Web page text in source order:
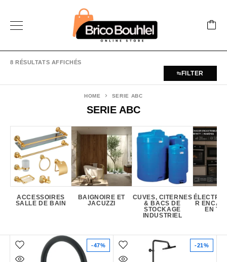
8 RÉSULTATS AFFICHÉS
FILTER
SERIE ABC
HOME SERIE ABC
ACCESSOIRES
SALLE DE BAIN
BAIGNOIRE ET
JACUZZI
CUVES, CITERNES
& BACS DE
STOCKAGE
INDUSTRIEL
R
EN
-47% -21%